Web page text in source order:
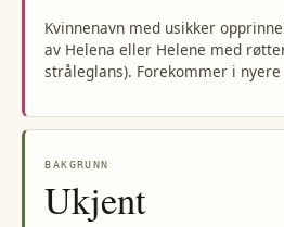
Kvinnenavn med usikker
av Helena eller Helene med
stråleglans). Forekommer i
BAKGRUNN
Ukjent